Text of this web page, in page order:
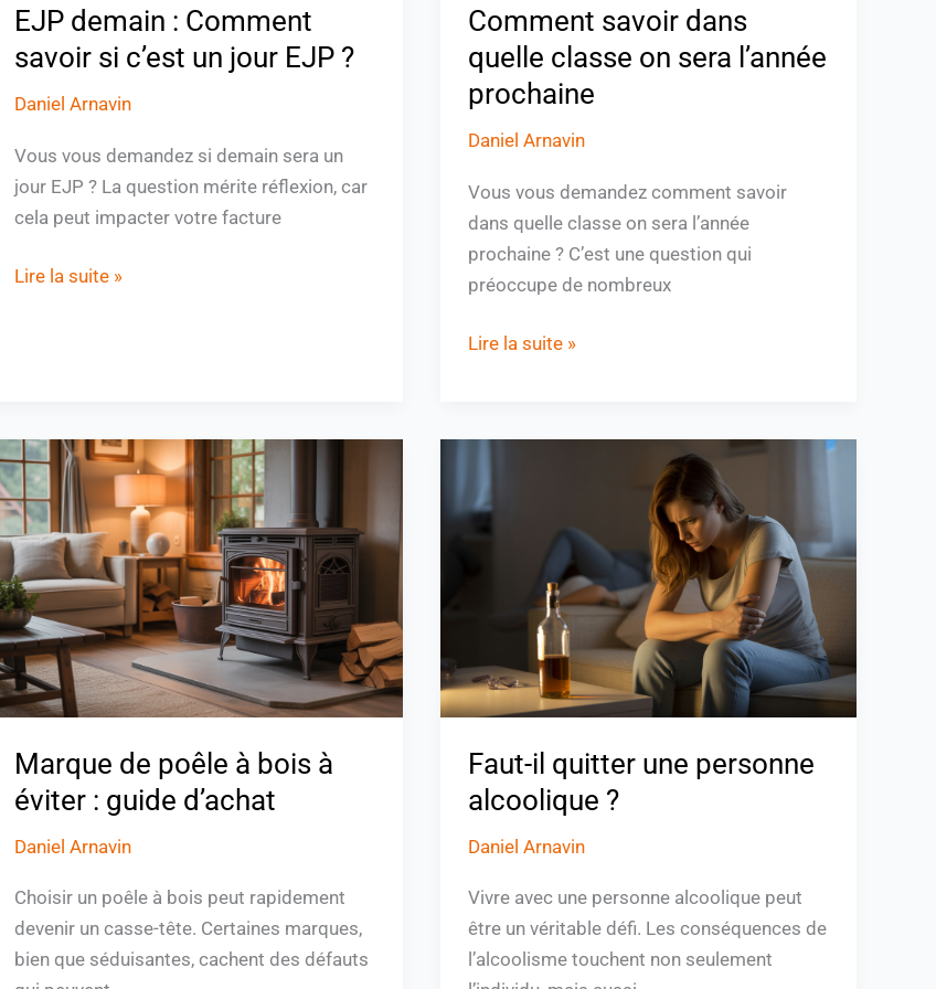
EJP demain : Comment
savoir si c’est un jour EJP ?
Daniel Arnavin
Vous vous demandez si demain sera un
jour EJP ? La question mérite réflexion, car
cela peut impacter votre facture
?
Lire la suite »
Comment savoir dans
quelle classe on sera l’année
prochaine
Daniel Arnavin
Vous vous demandez comment savoir
dans quelle classe on sera l’année
prochaine ? C’est une question qui
préoccupe de nombreux
Lire la suite »
Marque de poêle à bois à
éviter : guide d’achat
Daniel Arnavin
Choisir un poêle à bois peut rapidement
devenir un casse-tête. Certaines marques,
bien que séduisantes, cachent des défauts
Marque
de
poêle
à
bois
à
éviter
:
guide
Faut-il quitter une personne
alcoolique ?
Daniel Arnavin
Vivre avec une personne alcoolique peut
être un véritable défi. Les conséquences de
l’alcoolisme touchent non seulement
quitter
alcoolique